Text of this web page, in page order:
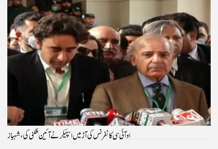
او آئی سی کانفرنس کی آڑ میں اسپیکر نے آئین شکنی کی، شہباز